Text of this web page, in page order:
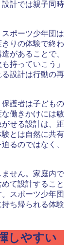
計では親子同時
ポーツ少年団は
りの体験で終わ
があることで、
持っていこう」
る設計は行動の再
護者は子どもの
働きかけには敏
せる設計は、距
とは自然に共有
るのではなく、
せん。家庭内で
て設計すること
スポーツ少年団
ち帰られる体験
しやすい